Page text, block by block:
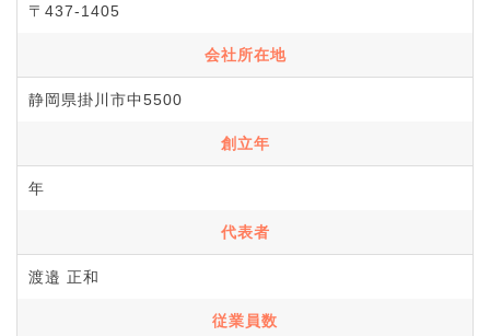
〒437-1405
会社所在地
静岡県掛川市中5500
創立年
年
代表者
渡邉 正和
従業員数